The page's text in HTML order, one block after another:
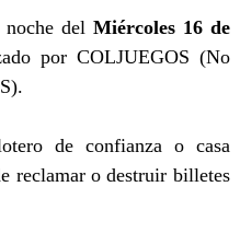
del Miércoles 16 de
por COLJUEGOS (No
de confianza o casa
reclamar o destruir billetes